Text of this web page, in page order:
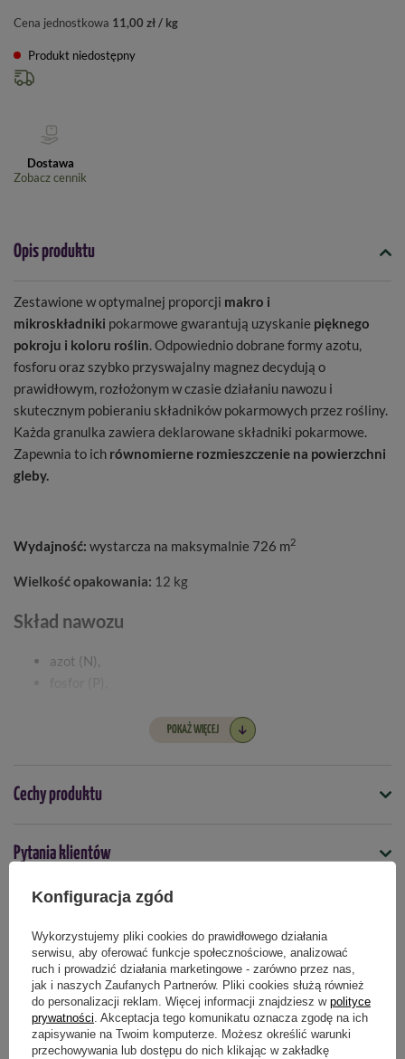
Cena jednostkowa 11,00 zł / kg
Produkt niedostępny
Dostawa
Zobacz cennik
Opis produktu
Zestawione w optymalnej proporcji makro i
mikroskładniki pokarmowe gwarantują uzyskanie pięknego
pokroju i koloru roślin. Odpowiednio dobrane formy azotu,
fosforu oraz szybko przyswajalny magnez decydują o
prawidłowym, rozłożonym w czasie działaniu nawozu i
skutecznym pobieraniu składników pokarmowych przez rośliny.
Każda granulka zawiera deklarowane składniki pokarmowe.
Zapewnia to ich równomierne rozmieszczenie na powierzchni
gleby.
Wydajność: wystarcza na maksymalnie 726 m2
Wielkość opakowania: 12 kg
Skład nawozu
azot (N),
miedź (Cu),
molibden (Mo),
POKAŻ WIĘCEJ
Cechy produktu
Symbol
5907102014810
Kiedy stosować
Forma
granulki
Typ nawozu
mineralny
Pytania klientów
Opinie naszych klientów
Produkty powiązane
Konfiguracja zgód
Wykorzystujemy pliki cookies do prawidłowego działania
serwisu, aby oferować funkcje społecznościowe, analizować
ruch i prowadzić działania marketingowe - zarówno przez nas,
jak i naszych Zaufanych Partnerów. Pliki cookies służą również
do personalizacji reklam. Więcej informacji znajdziesz w polityce
prywatności . Akceptacja tego komunikatu oznacza zgodę na ich
zapisywanie na Twoim komputerze. Możesz określić warunki
przechowywania lub dostępu do nich klikając w zakładkę